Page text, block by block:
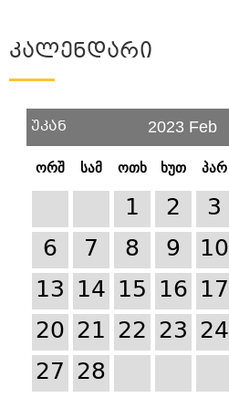
Კალენდარი
უკან 2023 Feb
ორშ სამ ოთხ ხუთ პარ
1 2 3
6
7 8 9 10
13 14 15 16 17
20 21 22 23 24
27 28